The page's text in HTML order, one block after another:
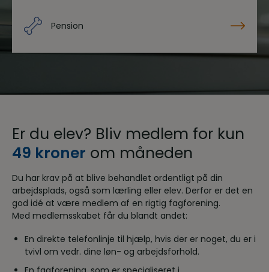
Pension
Er du elev? Bliv medlem for kun
49 kroner om måneden
Du har krav på at blive behandlet ordentligt på din
arbejdsplads, også som lærling eller elev. Derfor er det en
god idé at være medlem af en rigtig fagforening.
Med medlemsskabet får du blandt andet:
En direkte telefonlinje til hjælp, hvis der er noget, du er i
tvivl om vedr. dine løn- og arbejdsforhold.